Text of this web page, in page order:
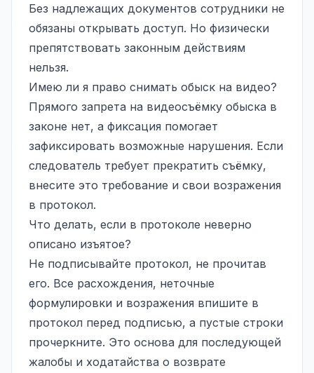
Без надлежащих документов сотрудники не
обязаны открывать доступ. Но физически
препятствовать законным действиям
нельзя.
Имею ли я право снимать обыск на видео?
Прямого запрета на видеосъёмку обыска в
законе нет, а фиксация помогает
зафиксировать возможные нарушения. Если
следователь требует прекратить съёмку,
внесите это требование и свои возражения
в протокол.
Что делать, если в протоколе неверно
описано изъятое?
Не подписывайте протокол, не прочитав
его. Все расхождения, неточные
формулировки и возражения впишите в
протокол перед подписью, а пустые строки
прочеркните. Это основа для последующей
жалобы и ходатайства о возврате